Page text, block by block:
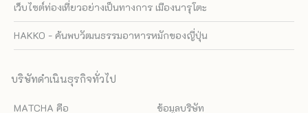
เว็บไซต์ท่องเที่ยวอย่างเป็นทางการ เมืองนารุโตะ
HAKKO - ค้นพบวัฒนธรรมอาหารหมักของญี่ปุ่น
บริษัทดำเนินธุรกิจทั่วไป
MATCHA คือ ข้อมูลบริษัท